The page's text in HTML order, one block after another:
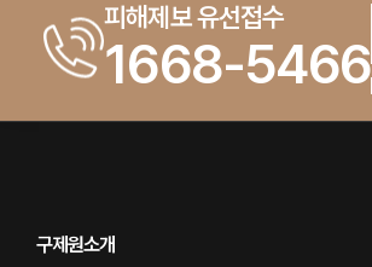
피해제보 유선접수
1668-5466
구제원소개